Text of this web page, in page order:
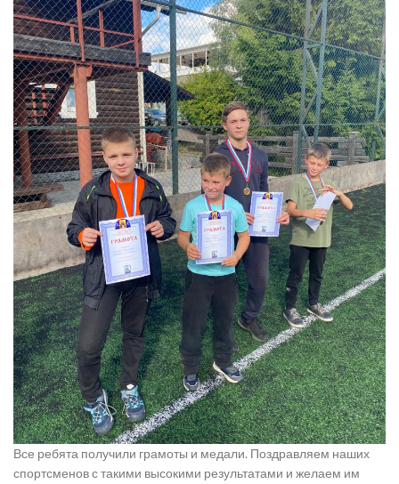
Все ребята получили грамоты и медали. Поздравляем наших
спортсменов с такими высокими результатами и желаем им